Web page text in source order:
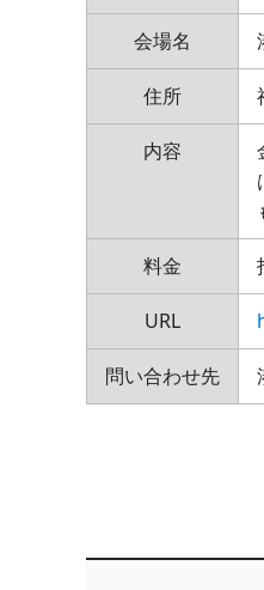
会場名
住所
内容
料金
URL
問い合わせ先